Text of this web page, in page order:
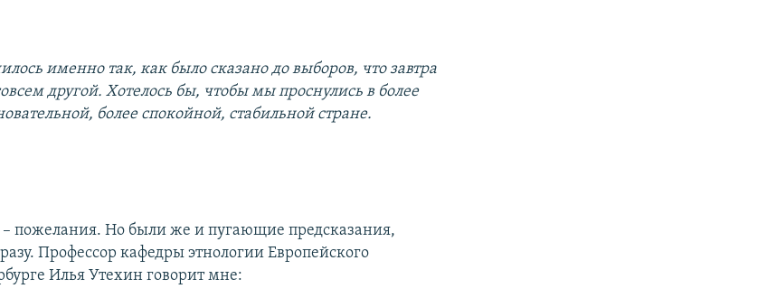
именно так, как было сказано до выборов, что завтра
другой. Хотелось бы, чтобы мы проснулись в более
более спокойной, стабильной стране.
– пожелания. Но были же и пугающие предсказания,
Профессор кафедры этнологии Европейского
Илья Утехин говорит мне: